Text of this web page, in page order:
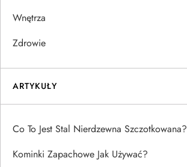
Wnętrza
Zdrowie
ARTYKUŁY
Co To Jest Stal Nierdzewna Szczotkowana?
Kominki Zapachowe Jak Używać?